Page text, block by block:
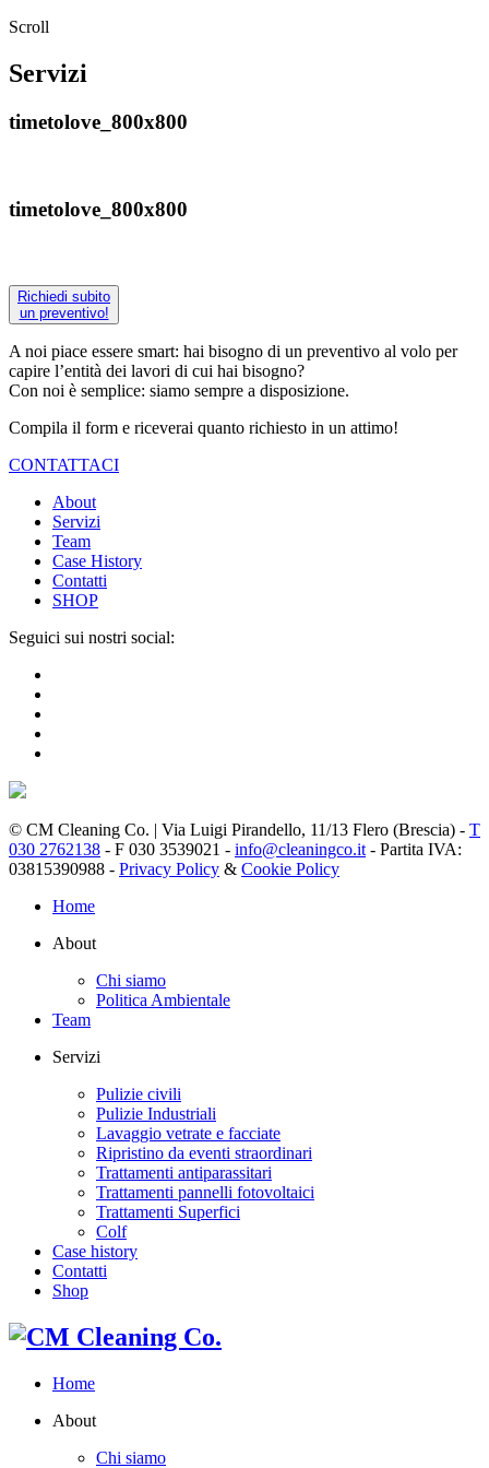
Scroll
Servizi
timetolove_800x800
timetolove_800x800
Richiedi subito
un preventivo!
A noi piace essere smart: hai bisogno di un preventivo al volo per
capire l’entità dei lavori di cui hai bisogno?
Con noi è semplice: siamo sempre a disposizione.
Compila il form e riceverai quanto richiesto in un attimo!
CONTATTACI
About
Servizi
Team
Case History
Contatti
SHOP
Seguici sui nostri social:
© CM Cleaning Co. | Via Luigi Pirandello, 11/13 Flero (Brescia) - T
030 2762138 - F 030 3539021 - info@cleaningco.it - Partita IVA:
03815390988 - Privacy Policy & Cookie Policy
Home
About
Chi siamo
Politica Ambientale
Team
Servizi
Pulizie civili
Pulizie Industriali
Lavaggio vetrate e facciate
Ripristino da eventi straordinari
Trattamenti antiparassitari
Trattamenti pannelli fotovoltaici
Trattamenti Superfici
Colf
Case history
Contatti
Shop
Home
About
Chi siamo